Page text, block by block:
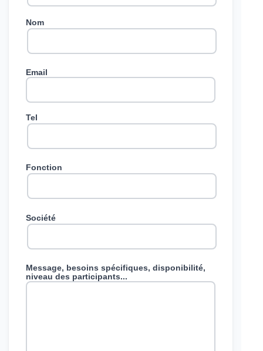
Nom
Email
Tel
Fonction
Société
Message, besoins spécifiques, disponibilité,
niveau des participants...